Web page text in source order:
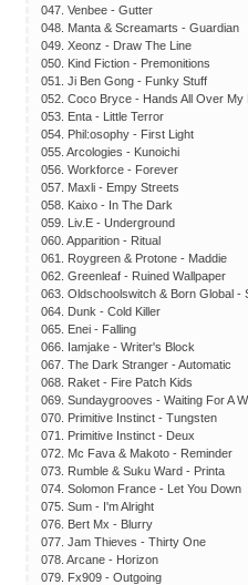
047. Venbee - Gutter
048. Manta & Screamarts - Guardian
049. Xeonz - Draw The Line
050. Kind Fiction - Premonitions
051. Ji Ben Gong - Funky Stuff
052. Coco Bryce - Hands All Over My
053. Enta - Little Terror
054. Phil:osophy - First Light
055. Arcologies - Kunoichi
056. Workforce - Forever
057. Maxli - Empy Streets
058. Kaixo - In The Dark
059. Liv.E - Underground
060. Apparition - Ritual
061. Roygreen & Protone - Maddie
062. Greenleaf - Ruined Wallpaper
063. Oldschoolswitch & Born Global -
064. Dunk - Cold Killer
065. Enei - Falling
066. Iamjake - Writer's Block
067. The Dark Stranger - Automatic
068. Raket - Fire Patch Kids
069. Sundaygrooves - Waiting For A
070. Primitive Instinct - Tungsten
071. Primitive Instinct - Deux
072. Mc Fava & Makoto - Reminder
073. Rumble & Suku Ward - Printa
074. Solomon France - Let You Down
075. Sum - I'm Alright
076. Bert Mx - Blurry
077. Jam Thieves - Thirty One
078. Arcane - Horizon
079. Fx909 - Outgoing